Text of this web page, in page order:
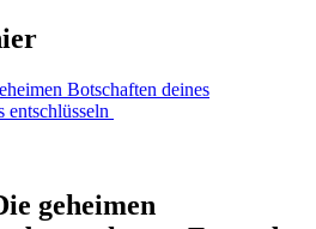
Botschaften deines
geheimen‌